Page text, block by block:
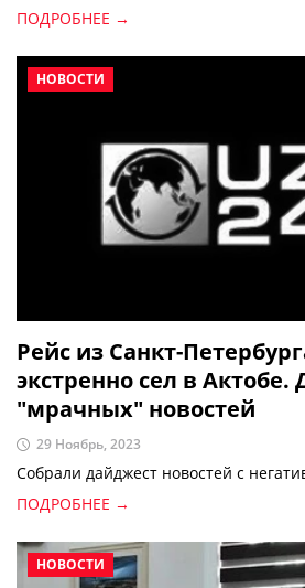
ПОДРОБНЕЕ →
НОВОСТИ
Рейс из Санкт-
экстренно сел в Актобе.
"мрачных" новостей
29 Ноябрь, 2023
Собрали дайджест новостей с
ПОДРОБНЕЕ →
НОВОСТИ